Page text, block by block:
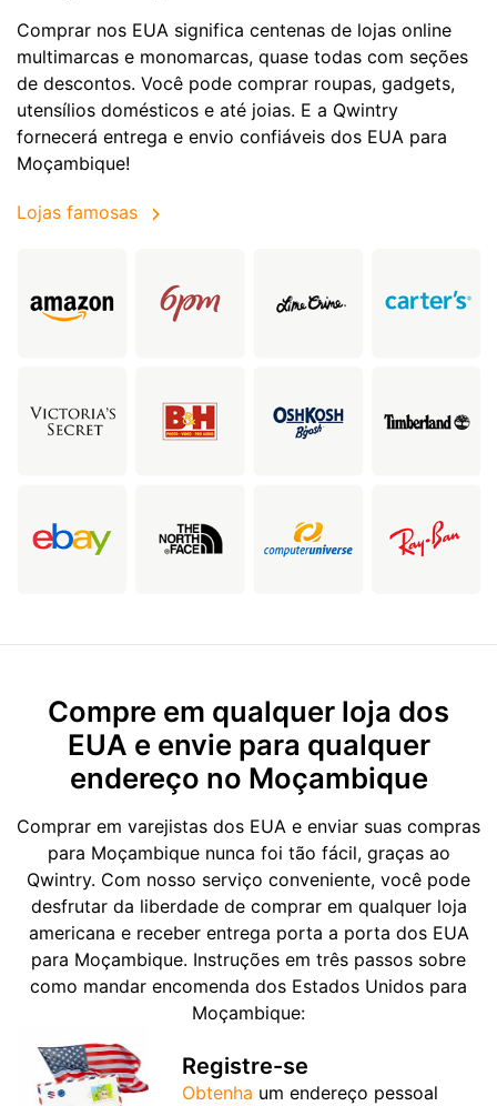
Comprar nos EUA significa centenas de lojas online
multimarcas e monomarcas, quase todas com seções
de descontos. Você pode comprar roupas, gadgets,
utensílios domésticos e até joias. E a Qwintry
fornecerá entrega e envio confiáveis dos EUA para
Moçambique!
Lojas famosas
Compre em qualquer loja dos
EUA e envie para qualquer
endereço no Moçambique
Comprar em varejistas dos EUA e enviar suas compras
para Moçambique nunca foi tão fácil, graças ao
Qwintry. Com nosso serviço conveniente, você pode
desfrutar da liberdade de comprar em qualquer loja
americana e receber entrega porta a porta dos EUA
para Moçambique. Instruções em três passos sobre
como mandar encomenda dos Estados Unidos para
Moçambique:
Registre-se
Obtenha um endereço pessoal